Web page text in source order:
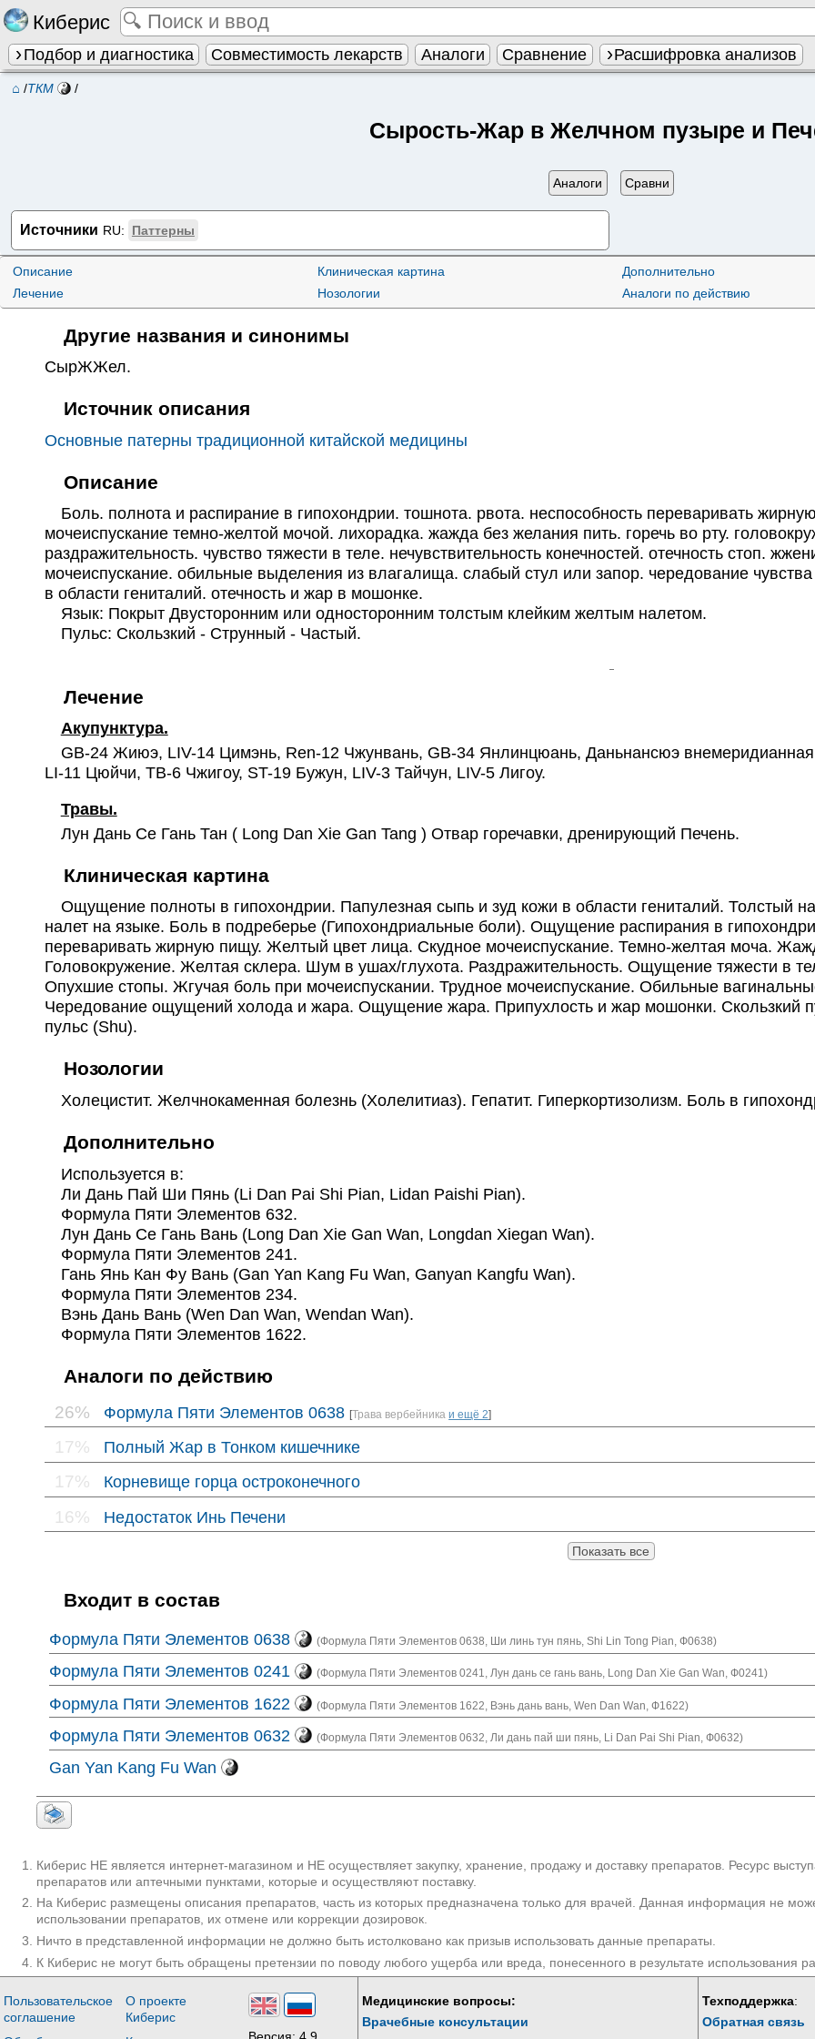
Киберис
Подбор и диагностика Совместимость лекарств Аналоги Сравнение Расшифровка анализов
⌂ /ТКМ /
Сырость-Жар в Желчном пузыре и
Аналоги Сравни
Источники RU: Паттерны
Описание
Лечение
Клиническая картина
Нозологии
Дополнительно
Аналоги по действию
Другие названия и синонимы
СырЖЖел.
Источник описания
Основные патерны традиционной китайской медицины
Описание
Боль. полнота и распирание в гипохондрии. тошнота. рвота. неспособность переваривать
мочеиспускание темно-желтой мочой. лихорадка. жажда без желания пить. горечь во рту.
раздражительность. чувство тяжести в теле. нечувствительность конечностей. отечность стоп.
мочеиспускание. обильные выделения из влагалища. слабый стул или запор. чередование
в области гениталий. отечность и жар в мошонке.
Язык: Покрыт Двусторонним или односторонним толстым клейким желтым налетом.
Пульс: Скользкий - Струнный - Частый.
Лечение
Акупунктура.
GB-24 Жиюэ, LIV-14 Цимэнь, Ren-12 Чжунвань, GB-34 Янлинцюань, Даньнансюэ
LI-11 Цюйчи, TB-6 Чжигоу, ST-19 Бужун, LIV-3 Тайчун, LIV-5 Лигоу.
Травы.
Лун Дань Се Гань Тан ( Long Dan Xie Gan Tang ) Отвар горечавки, дренирующий Печень.
Клиническая картина
Ощущение полноты в гипохондрии. Папулезная сыпь и зуд кожи в области гениталий. Толстый
налет на языке. Боль в подреберье (Гипохондриальные боли). Ощущение распирания в
переваривать жирную пищу. Желтый цвет лица. Скудное мочеиспускание. Темно-желтая моча.
Головокружение. Желтая склера. Шум в ушах/глухота. Раздражительность. Ощущение тяжести в
Опухшие стопы. Жгучая боль при мочеиспускании. Трудное мочеиспускание. Обильные
Чередование ощущений холода и жара. Ощущение жара. Припухлость и жар мошонки. Скользкий
пульс (Shu).
Нозологии
Холецистит. Желчнокаменная болезнь (Холелитиаз). Гепатит. Гиперкортизолизм. Боль в
Дополнительно
Используется в:
Ли Дань Пай Ши Пянь (Li Dan Pai Shi Pian, Lidan Paishi Pian).
Формула Пяти Элементов 632.
Лун Дань Се Гань Вань (Long Dan Xie Gan Wan, Longdan Xiegan Wan).
Формула Пяти Элементов 241.
Гань Янь Кан Фу Вань (Gan Yan Kang Fu Wan, Ganyan Kangfu Wan).
Формула Пяти Элементов 234.
Вэнь Дань Вань (Wen Dan Wan, Wendan Wan).
Формула Пяти Элементов 1622.
Аналоги по действию
26% Формула Пяти Элементов 0638 [Трава вербейника и ещё 2]
17% Полный Жар в Тонком кишечнике
17% Корневище горца остроконечного
16% Недостаток Инь Печени
Показать все
Входит в состав
Формула Пяти Элементов 0638 (Формула Пяти Элементов 0638, Ши линь тун пянь, Shi Lin Tong Pian, Ф0638)
Формула Пяти Элементов 0241 (Формула Пяти Элементов 0241, Лун дань се гань вань, Long Dan Xie Gan Wan, Ф0241)
Формула Пяти Элементов 1622 (Формула Пяти Элементов 1622, Вэнь дань вань, Wen Dan Wan, Ф1622)
Формула Пяти Элементов 0632 (Формула Пяти Элементов 0632, Ли дань пай ши пянь, Li Dan Pai Shi Pian, Ф0632)
Gan Yan Kang Fu Wan
Киберис НЕ является интернет-магазином и НЕ осуществляет закупку, хранение, продажу и доставку препаратов. Ресурс
препаратов или аптечными пунктами, которые и осуществляют поставку.
На Киберис размещены описания препаратов, часть из которых предназначена только для врачей. Данная информация не
использовании препаратов, их отмене или коррекции дозировок.
Ничто в представленной информации не должно быть истолковано как призыв использовать данные препараты.
К Киберис не могут быть обращены претензии по поводу любого ущерба или вреда, понесенного в результате использования
Пользовательское
соглашение
О проекте
Киберис
Медицинские вопросы:
Врачебные консультации
Техподдержка:
Обратная связь